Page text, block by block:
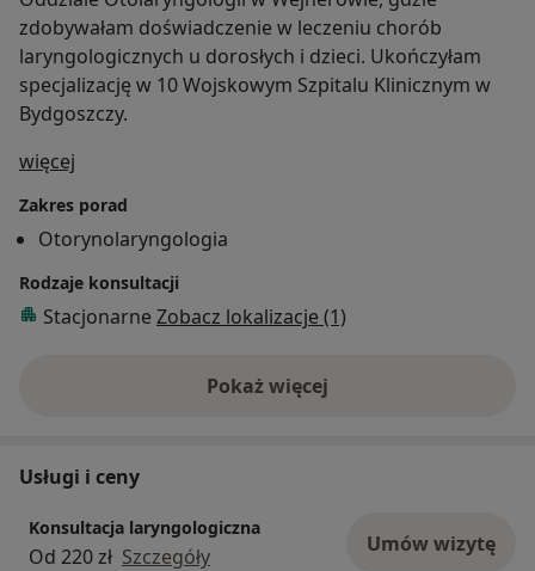
zdobywałam doświadczenie w leczeniu chorób
laryngologicznych u dorosłych i dzieci. Ukończyłam
specjalizację w 10 Wojskowym Szpitalu Klinicznym w
Bydgoszczy.
więcej
Zakres porad
Otorynolaryngologia
Rodzaje konsultacji
Stacjonarne Zobacz lokalizacje (1)
Pokaż więcejo doświadczeniu
Usługi i ceny
Konsultacja laryngologiczna
Od 220 zł Szczegóły Umów wizytę